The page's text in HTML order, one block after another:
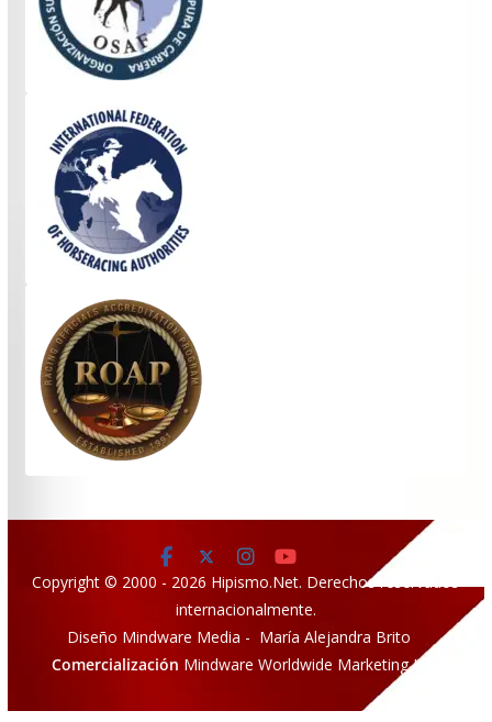
Copyright © 2000 - 2026 Hipismo.Net. Derechos reservados
internacionalmente.
Diseño Mindware Media - María Alejandra Brito
Comercialización Mindware Worldwide Marketing LLC.